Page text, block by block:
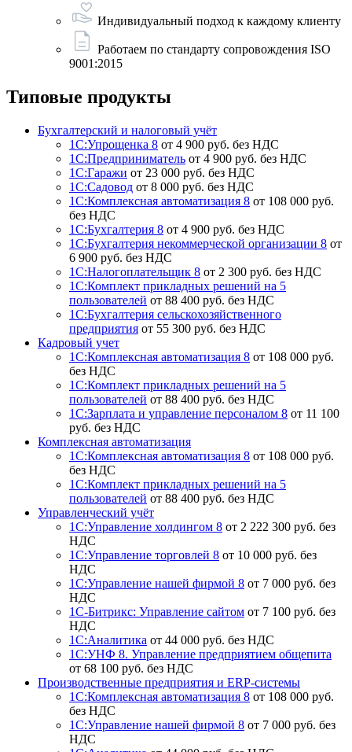
Индивидуальный подход к каждому клиенту
Работаем по стандарту сопровождения ISO
9001:2015
Типовые продукты
Бухгалтерский и налоговый учёт
1С:Упрощенка 8 от 4 900 руб. без НДС
1С:Предприниматель от 4 900 руб. без НДС
1С:Гаражи от 23 000 руб. без НДС
1С:Садовод от 8 000 руб. без НДС
1С:Комплексная автоматизация 8 от 108 000 руб.
без НДС
1С:Бухгалтерия 8 от 4 900 руб. без НДС
1С:Бухгалтерия некоммерческой организации 8 от
6 900 руб. без НДС
1С:Налогоплательщик 8 от 2 300 руб. без НДС
1С:Комплект прикладных решений на 5
пользователей от 88 400 руб. без НДС
1С:Бухгалтерия сельскохозяйственного
предприятия от 55 300 руб. без НДС
Кадровый учет
1С:Комплексная автоматизация 8 от 108 000 руб.
без НДС
1С:Комплект прикладных решений на 5
пользователей от 88 400 руб. без НДС
1С:Зарплата и управление персоналом 8 от 11 100
руб. без НДС
Комплексная автоматизация
1С:Комплексная автоматизация 8 от 108 000 руб.
без НДС
1С:Комплект прикладных решений на 5
пользователей от 88 400 руб. без НДС
Управленческий учёт
1С:Управление холдингом 8 от 2 222 300 руб. без
НДС
1С:Управление торговлей 8 от 10 000 руб. без
НДС
1С:Управление нашей фирмой 8 от 7 000 руб. без
НДС
1С-Битрикс: Управление сайтом от 7 100 руб. без
НДС
1С:Аналитика от 44 000 руб. без НДС
1С:УНФ 8. Управление предприятием общепита
от 68 100 руб. без НДС
Производственные предприятия и ERP-системы
1С:Комплексная автоматизация 8 от 108 000 руб.
без НДС
1С:Управление нашей фирмой 8 от 7 000 руб. без
НДС